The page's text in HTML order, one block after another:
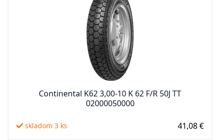
Continental K62 3,00-10 K 62 F/R 50J TT
02000050000
skladom 3 ks 41,08 €